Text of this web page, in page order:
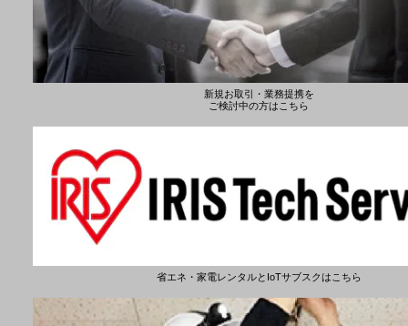
新規お取引・業務提携を
ご検討中の方はこちら
省エネ・家電レンタルとIoTサブスクはこちら